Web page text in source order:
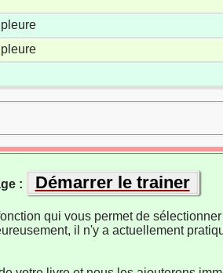
: Démarrer le trainer
qui vous permet de
il n'y a actuellement